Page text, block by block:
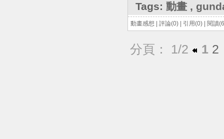
Tags: 動畫 ,
動畫感想 評論(0) 引用(0) 閱讀
分頁： 1/2 1 2